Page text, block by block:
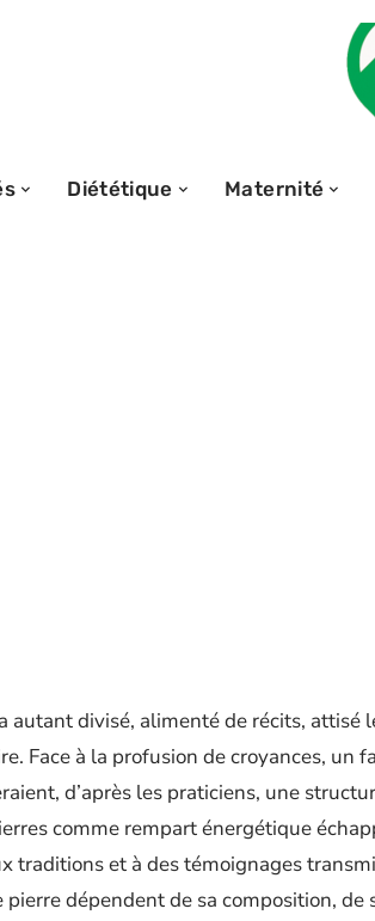
Diététique Maternité
autant divisé, alimenté de récits,
Face à la profusion de croyances, un
d’après les praticiens, une
comme rempart énergétique
traditions et à des témoignages
pierre dépendent de sa composition,